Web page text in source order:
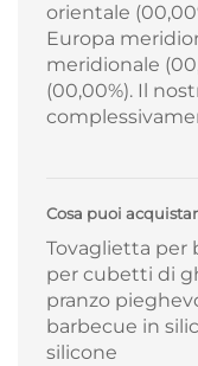
orientale
Europa
meridionale
(00,00%). Il
Cosa puoi
Tovaglietta per
per cubetti di
pranzo
barbecue in
silicone